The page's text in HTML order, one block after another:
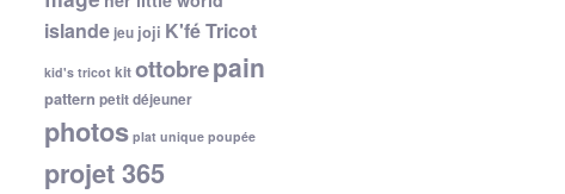
islande jeu joji K'fé Tricot
kid's tricot kitottobrepain
pattern petit déjeuner
photos plat unique poupée
projet 365